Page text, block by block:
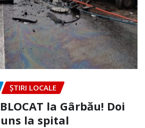
ȘTIRI LOCALE
la Gârbău! Doi
la spital